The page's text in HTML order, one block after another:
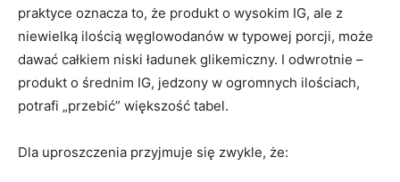
praktyce oznacza to, że produkt o wysokim IG, ale z
niewielką ilością węglowodanów w typowej porcji, może
dawać całkiem niski ładunek glikemiczny. I odwrotnie –
produkt o średnim IG, jedzony w ogromnych ilościach,
potrafi „przebić” większość tabel.
Dla uproszczenia przyjmuje się zwykle, że: